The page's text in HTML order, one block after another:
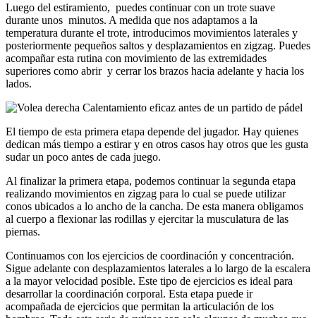
Luego del estiramiento, puedes continuar con un trote suave
durante unos minutos. A medida que nos adaptamos a la
temperatura durante el trote, introducimos movimientos laterales y
posteriormente pequeños saltos y desplazamientos en zigzag. Puedes
acompañar esta rutina con movimiento de las extremidades
superiores como abrir y cerrar los brazos hacia adelante y hacia los
lados.
El tiempo de esta primera etapa depende del jugador. Hay quienes
dedican más tiempo a estirar y en otros casos hay otros que les gusta
sudar un poco antes de cada juego.
Al finalizar la primera etapa, podemos continuar la segunda etapa
realizando movimientos en zigzag para lo cual se puede utilizar
conos ubicados a lo ancho de la cancha. De esta manera obligamos
al cuerpo a flexionar las rodillas y ejercitar la musculatura de las
piernas.
Continuamos con los ejercicios de coordinación y concentración.
Sigue adelante con desplazamientos laterales a lo largo de la escalera
a la mayor velocidad posible. Este tipo de ejercicios es ideal para
desarrollar la coordinación corporal. Esta etapa puede ir
acompañada de ejercicios que permitan la articulación de los